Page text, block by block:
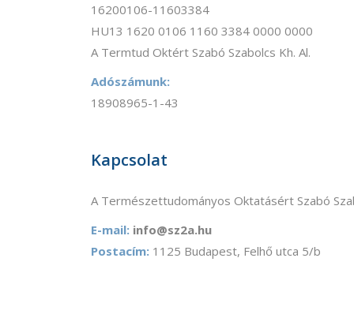
16200106-11603384
HU13 1620 0106 1160 3384 0000 0000
A Termtud Oktért Szabó Szabolcs Kh. Al.
Adószámunk:
18908965-1-43
Kapcsolat
A Természettudományos Oktatásért Szabó
E-mail: info@sz2a.hu
Postacím: 1125 Budapest, Felhő utca 5/b